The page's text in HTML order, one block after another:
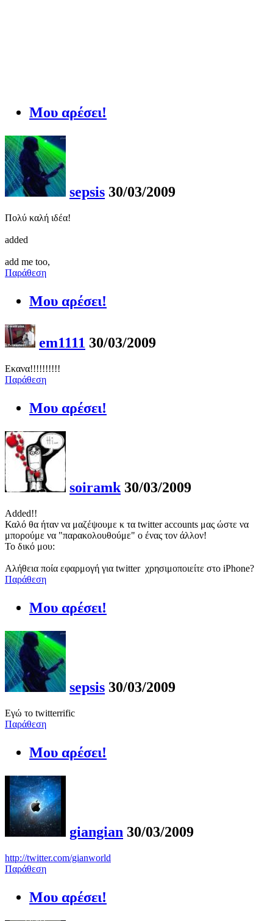
Μου αρέσει!
sepsis 30/03/2009
Πολύ καλή ιδέα!
added
add me too,
Παράθεση
Μου αρέσει!
em1111 30/03/2009
Εκανα!!!!!!!!!!
Παράθεση
Μου αρέσει!
soiramk 30/03/2009
Added!!
Καλό θα ήταν να μαζέψουμε κ τα twitter accounts μας ώστε να
μπορούμε να "παρακολουθούμε" ο ένας τον άλλον!
Το δικό μου:
Αλήθεια ποία εφαρμογή για twitter χρησιμοποιείτε στο iPhone?
Παράθεση
Μου αρέσει!
sepsis 30/03/2009
Eγώ το twitterrific
Παράθεση
Μου αρέσει!
giangian 30/03/2009
http://twitter.com/gianworld
Παράθεση
Μου αρέσει!